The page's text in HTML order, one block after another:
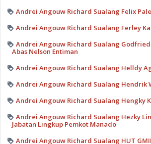
Andrei Angouw Richard Sualang Felix
Andrei Angouw Richard Sualang Ferley
Andrei Angouw Richard Sualang
Abas Nelson Entiman
Andrei Angouw Richard Sualang Helldy
Andrei Angouw Richard Sualang Hendrik
Andrei Angouw Richard Sualang Hengky
Andrei Angouw Richard Sualang Hezky
Jabatan Lingkup Pemkot Manado
Andrei Angouw Richard Sualang HUT